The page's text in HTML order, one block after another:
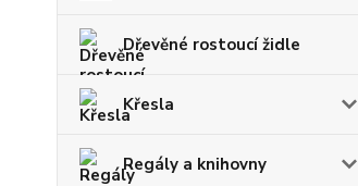
Dřevěné rostoucí židle
Křesla
Regály a knihovny